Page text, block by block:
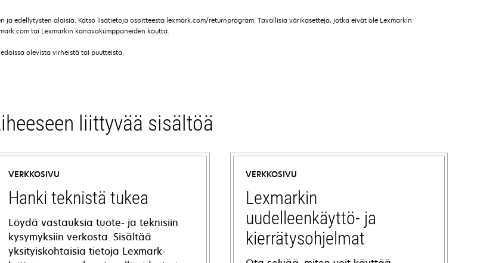
ja edellytysten alaisia. Katso lisätietoja osoitteesta lexmark.com/returnprogram. Tavallisia värikasetteja, jotka eivät ole Lexmarkin
tai Lexmarkin kanavakumppaneiden kautta.
olevista virheistä tai puutteista.
liittyvää sisältöä
VERKKOSIVU
Hanki teknistä tukea
Löydä vastauksia tuote- ja teknisiin
kysymyksiin verkosta. Sisältää
yksityiskohtaisia tietoja Lexmark-
VERKKOSIVU
Lexmarkin
uudelleenkäyttö- ja
kierrätysohjelmat